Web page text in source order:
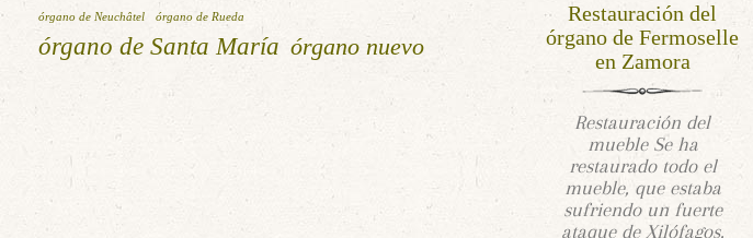
órgano de Neuchâtel órgano de Rueda
órgano de Santa María órgano nuevo
Restauración del
órgano de Fermoselle
en Zamora
Restauración del
mueble Se ha
restaurado todo el
mueble, que estaba
sufriendo un fuerte
ataque de Xilófagos,